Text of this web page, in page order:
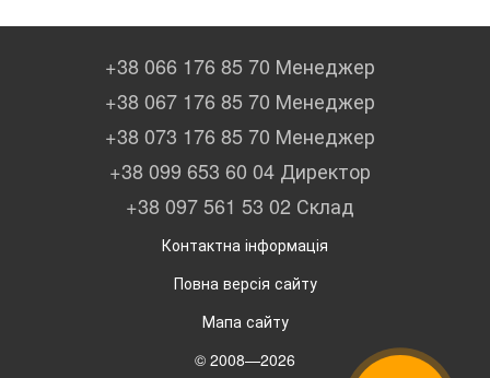
+38 066 176 85 70 Менеджер
+38 067 176 85 70 Менеджер
+38 073 176 85 70 Менеджер
+38 099 653 60 04 Директор
+38 097 561 53 02 Склад
Контактна інформація
Повна версія сайту
Мапа сайту
© 2008—2026